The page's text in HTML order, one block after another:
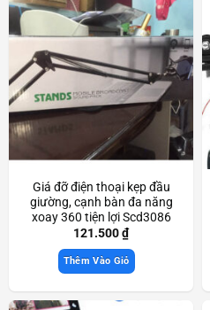
Giá đỡ điện thoại kẹp đầu
giường, cạnh bàn đa năng
xoay 360 tiện lợi Scd3086
121.500₫
Thêm Vào Giỏ